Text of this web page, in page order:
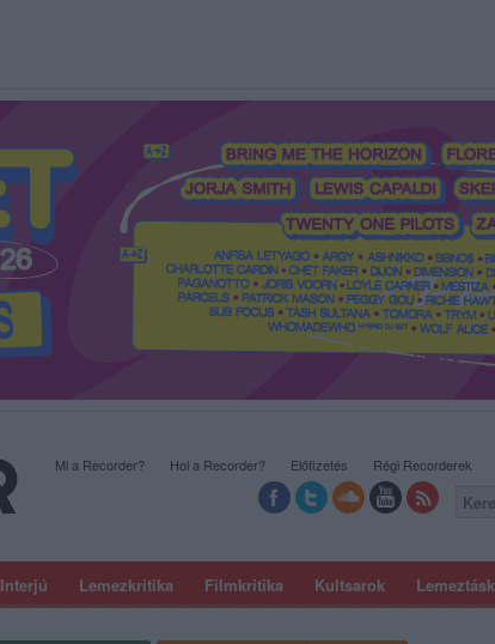
Interjú Lemezkritika Filmkritika Kultsarok
Mi a Recorder? Hol a Recorder? Előfizetés Régi Recorderek